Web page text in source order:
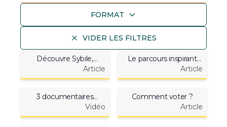
FORMAT
VIDER LES FILTRES
Découvre Sybile,
lauréate écriture de
l'édition 3
Article
Le parcours inspirant
d'Agathe : lauréate
vidéo
Article
3 documentaires
inspirants (et gratuits) !
⏯️
Vidéo
Comment voter ?
Article